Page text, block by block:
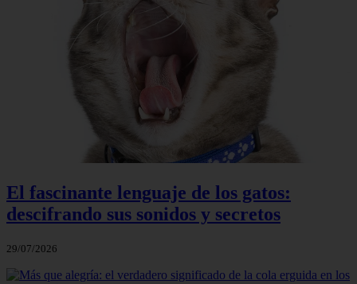
El fascinante lenguaje de los gatos:
descifrando sus sonidos y secretos
29/07/2026